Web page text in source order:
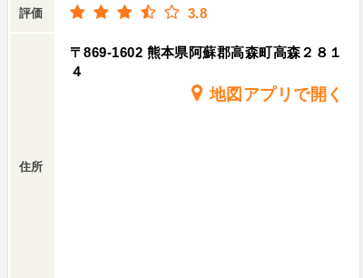
評価 3.8
住所
〒869-1602 熊本県阿蘇郡高森町高森２８１
４
地図アプリで開く